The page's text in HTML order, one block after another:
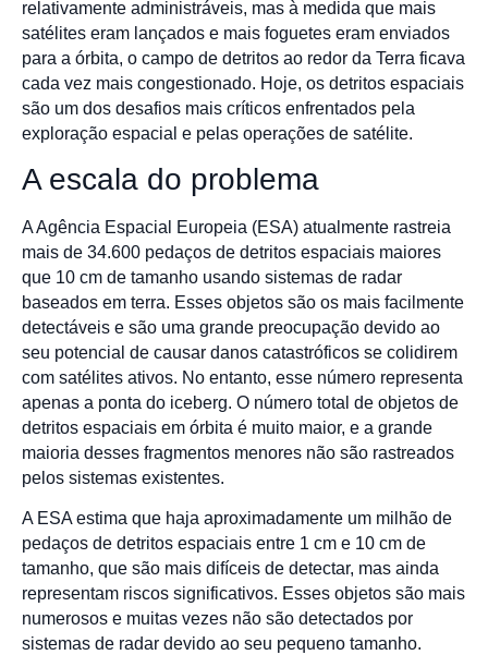
relativamente administráveis, mas à medida que mais
satélites eram lançados e mais foguetes eram enviados
para a órbita, o campo de detritos ao redor da Terra ficava
cada vez mais congestionado. Hoje, os detritos espaciais
são um dos desafios mais críticos enfrentados pela
exploração espacial e pelas operações de satélite.
A escala do problema
A Agência Espacial Europeia (ESA) atualmente rastreia
mais de 34.600 pedaços de detritos espaciais maiores
que 10 cm de tamanho usando sistemas de radar
baseados em terra. Esses objetos são os mais facilmente
detectáveis e são uma grande preocupação devido ao
seu potencial de causar danos catastróficos se colidirem
com satélites ativos. No entanto, esse número representa
apenas a ponta do iceberg. O número total de objetos de
detritos espaciais em órbita é muito maior, e a grande
maioria desses fragmentos menores não são rastreados
pelos sistemas existentes.
A ESA estima que haja aproximadamente um milhão de
pedaços de detritos espaciais entre 1 cm e 10 cm de
tamanho, que são mais difíceis de detectar, mas ainda
representam riscos significativos. Esses objetos são mais
numerosos e muitas vezes não são detectados por
sistemas de radar devido ao seu pequeno tamanho.